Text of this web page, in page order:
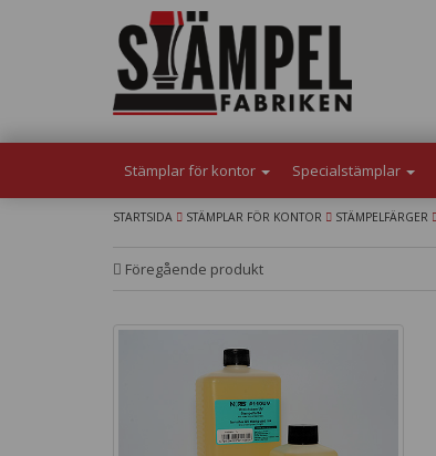
Stämplar för kontor Specialstämplar
STARTSIDA STÄMPLAR FÖR KONTOR STÄMPELFÄRGER
Föregående produkt